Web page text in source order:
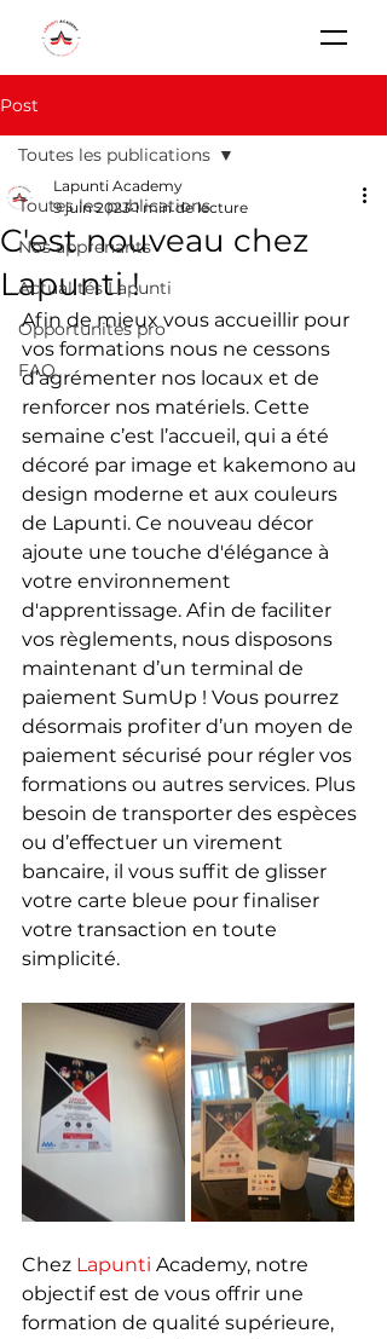
Post
Toutes les publications
Nos apprenants
Actualités Lapunti
Opportunités pro
FAQ
Toutes les publications
C'est nouveau chez
Lapunti !
Lapunti Academy
9 juin 2023 1 min de lecture
Afin de mieux vous accueillir pour
vos formations nous ne cessons
d’agrémenter nos locaux et de
renforcer nos matériels. Cette
semaine c’est l’accueil, qui a été
décoré par image et kakemono au
design moderne et aux couleurs
de Lapunti. Ce nouveau décor
ajoute une touche d'élégance à
votre environnement
d'apprentissage. Afin de faciliter
vos règlements, nous disposons
maintenant d’un terminal de
paiement SumUp ! Vous pourrez
désormais profiter d’un moyen de
paiement sécurisé pour régler vos
formations ou autres services. Plus
besoin de transporter des espèces
ou d’effectuer un virement
bancaire, il vous suffit de glisser
votre carte bleue pour finaliser
votre transaction en toute
simplicité.
Chez Lapunti Academy, notre
objectif est de vous offrir une
formation de qualité supérieure,